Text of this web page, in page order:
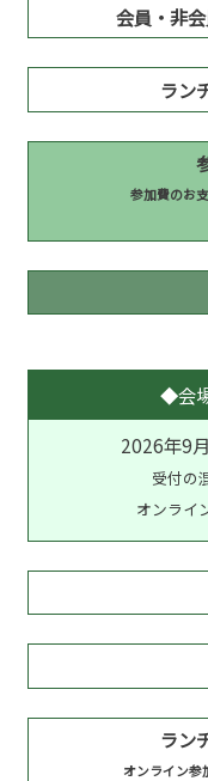
会員・非
ラン
参加費のお
◆会
2026年9
受付の
オンライ
ラン
オンライン参